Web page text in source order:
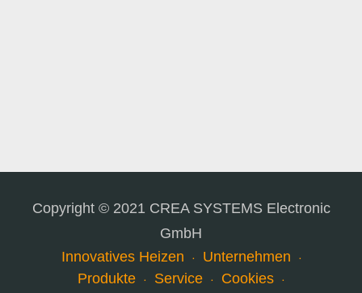
Copyright © 2021 CREA SYSTEMS Electronic
GmbH
Innovatives Heizen
Unternehmen
Produkte
Service
Cookies